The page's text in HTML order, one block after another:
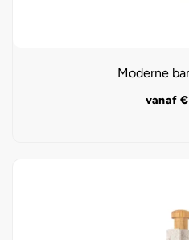
Moderne
vanaf €